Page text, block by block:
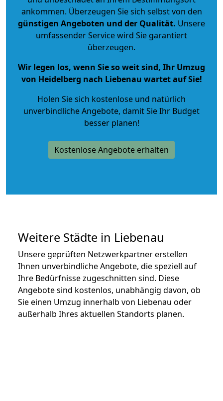
ankommen. Überzeugen Sie sich selbst von den
günstigen Angeboten und der Qualität. Unsere
umfassender Service wird Sie garantiert
überzeugen.
Wir legen los, wenn Sie so weit sind, Ihr Umzug
von Heidelberg nach Liebenau wartet auf Sie!
Holen Sie sich kostenlose und natürlich
unverbindliche Angebote, damit Sie Ihr Budget
besser planen!
Kostenlose Angebote erhalten
Weitere Städte in Liebenau
Unsere geprüften Netzwerkpartner erstellen
Ihnen unverbindliche Angebote, die speziell auf
Ihre Bedürfnisse zugeschnitten sind. Diese
Angebote sind kostenlos, unabhängig davon, ob
Sie einen Umzug innerhalb von Liebenau oder
außerhalb Ihres aktuellen Standorts planen.